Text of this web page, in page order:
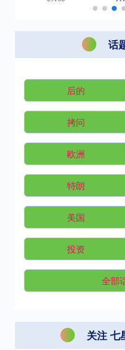
话
后的
拷问
欧洲
特朗
美国
投资
全部
关注 七